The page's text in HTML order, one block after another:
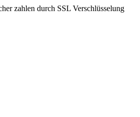
zahlen durch SSL Verschlüsselung